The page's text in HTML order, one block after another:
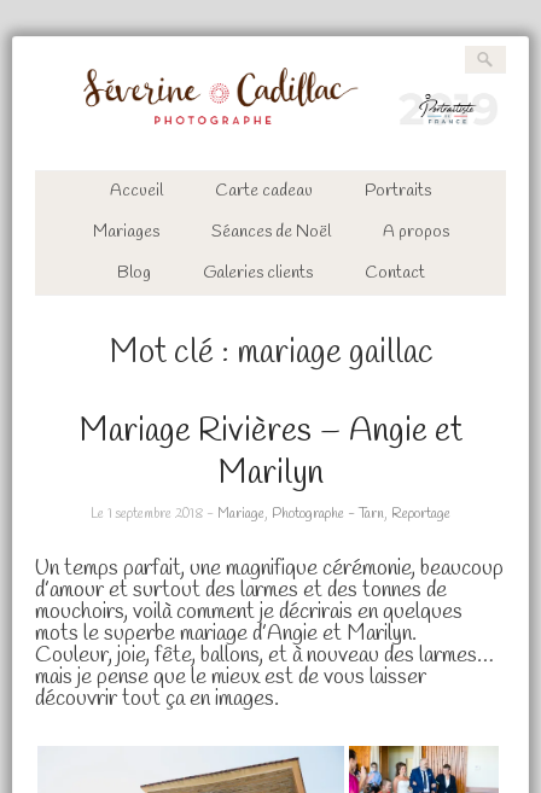
Accueil Carte cadeau
Portraits
Mariages
Séances de Noël
A propos
Blog
Galeries clients Contact
Mot clé : mariage gaillac
Mariage Rivières – Angie et
Marilyn
Le 1 septembre 2018 - Mariage, Photographe - Tarn, Reportage
Un temps parfait, une magnifique cérémonie, beaucoup
d’amour et surtout des larmes et des tonnes de
mouchoirs, voilà comment je décrirais en quelques
mots le superbe mariage d’Angie et Marilyn.
Couleur, joie, fête, ballons, et à nouveau des larmes…
mais je pense que le mieux est de vous laisser
découvrir tout ça en images.